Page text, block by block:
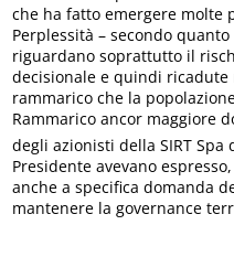
che ha fatto emergere molte
Perplessità – secondo
riguardano soprattutto il
decisionale e quindi
rammarico che la
Rammarico ancor maggiore
degli azionisti della SIRT Spa
Presidente avevano
anche a specifica domanda
mantenere la governance